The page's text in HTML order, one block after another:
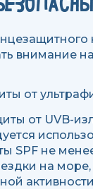
внимание
от
от UVB-
SPF не
на море,